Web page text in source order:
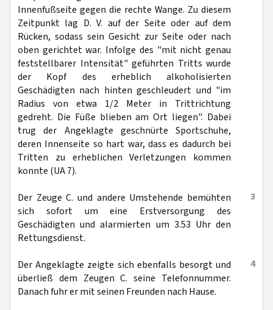
Innenfußseite gegen die rechte Wange. Zu diesem
Zeitpunkt lag D. V. auf der Seite oder auf dem
Rücken, sodass sein Gesicht zur Seite oder nach
oben gerichtet war. Infolge des "mit nicht genau
feststellbarer Intensität" geführten Tritts wurde
der Kopf des erheblich alkoholisierten
Geschädigten nach hinten geschleudert und "im
Radius von etwa 1/2 Meter in Trittrichtung
gedreht. Die Füße blieben am Ort liegen". Dabei
trug der Angeklagte geschnürte Sportschuhe,
deren Innenseite so hart war, dass es dadurch bei
Tritten zu erheblichen Verletzungen kommen
konnte (UA 7).
3
Der Zeuge C. und andere Umstehende bemühten
sich sofort um eine Erstversorgung des
Geschädigten und alarmierten um 3.53 Uhr den
Rettungsdienst.
4
Der Angeklagte zeigte sich ebenfalls besorgt und
überließ dem Zeugen C. seine Telefonnummer.
Danach fuhr er mit seinen Freunden nach Hause.